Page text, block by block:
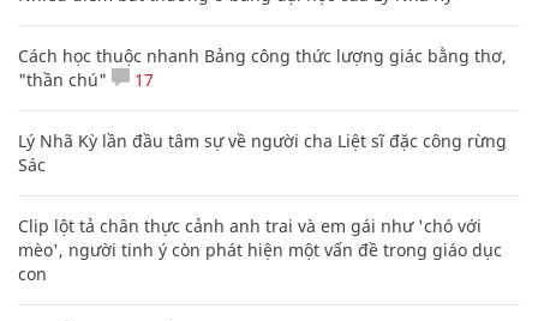
Cách học thuộc nhanh Bảng công thức lượng giác bằng thơ,
"thần chú"
17
Lý Nhã Kỳ lần đầu tâm sự về người cha Liệt sĩ đặc công rừng
Sác
Clip lột tả chân thực cảnh anh trai và em gái như 'chó với
mèo', người tinh ý còn phát hiện một vấn đề trong giáo dục
con